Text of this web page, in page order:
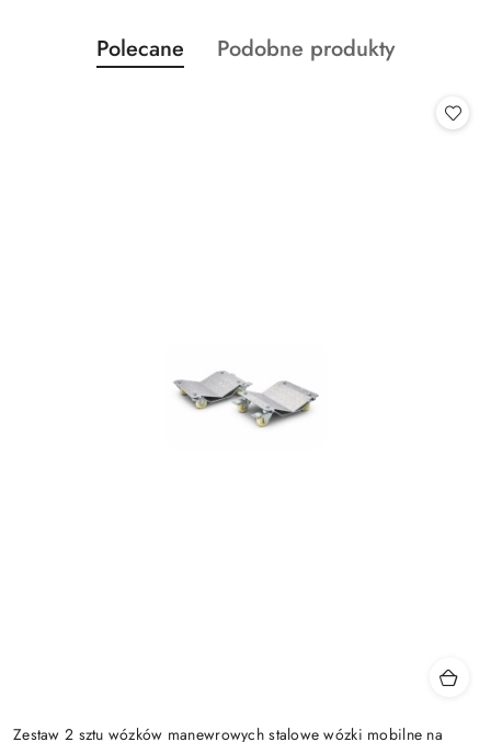
Pomiń karuzelę produktów
Produkty
o
Polecane
Produkty
Podobne produkty
Zestaw 2 sztu wózków manewrowych stalowe wózki mobilne na